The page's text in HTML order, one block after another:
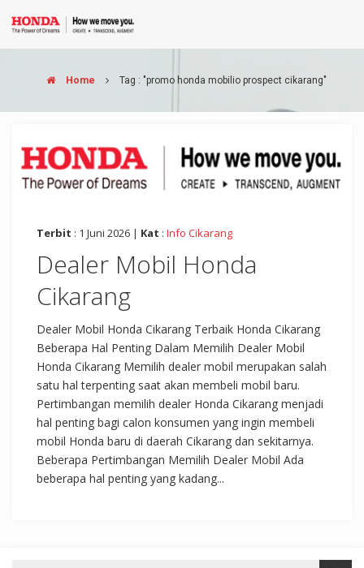
Home Tag : "promo honda mobilio prospect cikarang"
Terbit : 1 Juni 2026 | Kat : Info Cikarang
Dealer Mobil Honda
Cikarang
Dealer Mobil Honda Cikarang Terbaik Honda Cikarang
Beberapa Hal Penting Dalam Memilih Dealer Mobil
Honda Cikarang Memilih dealer mobil merupakan salah
satu hal terpenting saat akan membeli mobil baru.
Pertimbangan memilih dealer Honda Cikarang menjadi
hal penting bagi calon konsumen yang ingin membeli
mobil Honda baru di daerah Cikarang dan sekitarnya.
Beberapa Pertimbangan Memilih Dealer Mobil Ada
beberapa hal penting yang kadang...